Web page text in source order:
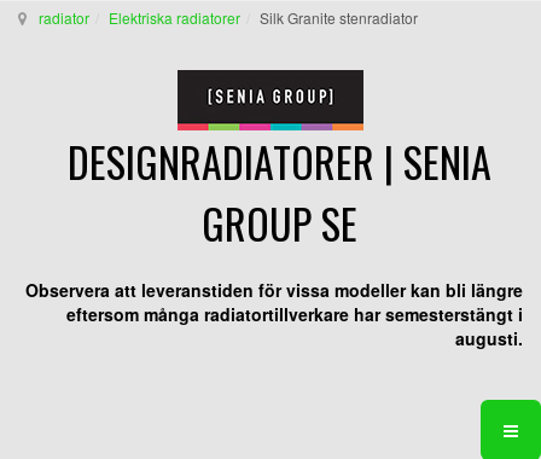
radiator Elektriska radiatorer Silk Granite stenradiator
DESIGNRADIATORER | SENIA
GROUP SE
Observera att leveranstiden för vissa modeller kan bli längre
eftersom många radiatortillverkare har semesterstängt i
augusti.